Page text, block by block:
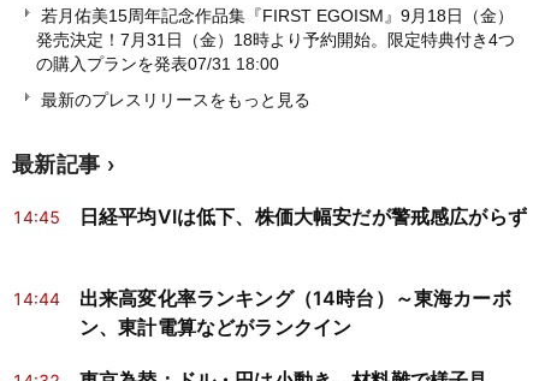
若月佑美15周年記念作品集『FIRST EGOISM』9月18日（金）
発売決定！7月31日（金）18時より予約開始。限定特典付き4つ
の購入プランを発表07/31 18:00
最新のプレスリリースをもっと見る
最新記事
14:45 日経平均VIは低下、株価大幅安だが警戒感広がらず
14:44
出来高変化率ランキング（14時台）～東海カーボ
ン、東計電算などがランクイン